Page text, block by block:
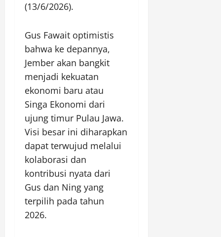
(13/6/2026).
Gus Fawait optimistis
bahwa ke depannya,
Jember akan bangkit
menjadi kekuatan
ekonomi baru atau
Singa Ekonomi dari
ujung timur Pulau Jawa.
Visi besar ini diharapkan
dapat terwujud melalui
kolaborasi dan
kontribusi nyata dari
Gus dan Ning yang
terpilih pada tahun
2026.